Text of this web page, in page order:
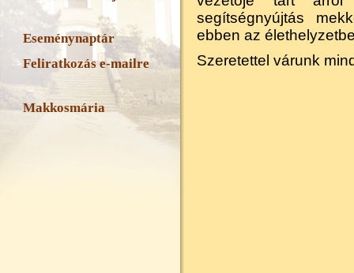
Eseménynaptár
Feliratkozás e-mailre
Makkosmária
segítségnyújtás
ebben az
Szeretettel várunk